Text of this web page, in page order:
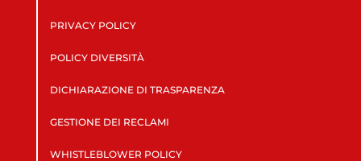
PRIVACY POLICY
POLICY DIVERSITÀ
DICHIARAZIONE DI TRASPARENZA
GESTIONE DEI RECLAMI
WHISTLEBLOWER POLICY